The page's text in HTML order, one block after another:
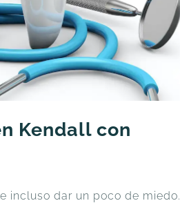
Kendall con
incluso dar un poco de miedo.